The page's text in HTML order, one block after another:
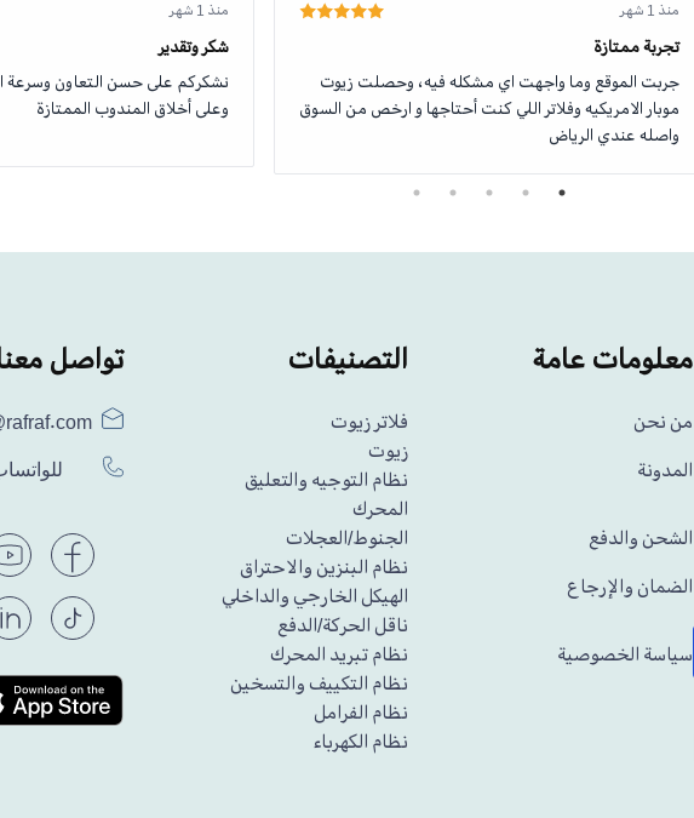
منذ 1 شهر
تجربة ممتازة
جربت الموقع وما واجهت اي مشكله فيه، وحصلت زيوت
موبار الامريكيه وفلاتر اللي كنت أحتاجها و ارخص من السوق
واصله عندي الرياض
منذ 1 شهر
شكر وتقدير
نشكركم على حسن التعاون وسرعة
وعلى أخلاق المندوب الممتازة
معلومات عامة
من نحن
المدونة
الشحن والدفع
الضمان والإرجاع
سياسة الخصوصية
التصنيفات
فلاتر زيوت
زيوت
نظام التوجيه والتعليق
المحرك
الجنوط/العجلات
نظام البنزين والاحتراق
الهيكل الخارجي والداخلي
ناقل الحركة/الدفع
نظام تبريد المحرك
نظام التكييف والتسخين
نظام الفرامل
نظام الكهرباء
تواصل